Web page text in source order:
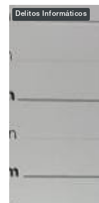
Delitos Informáticos